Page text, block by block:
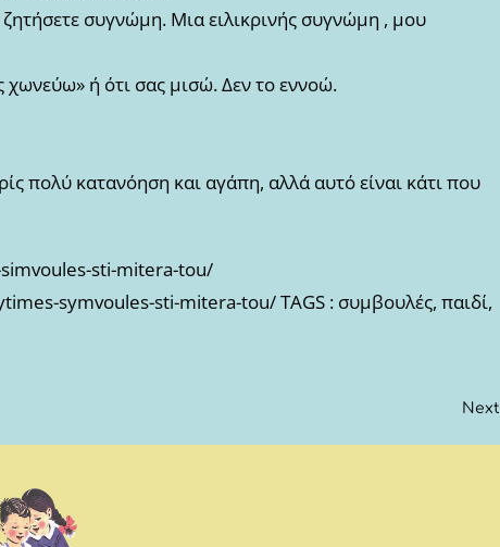
συγνώμη. Μια ειλικρινής συγνώμη , μου
ή ότι σας μισώ. Δεν το εννοώ.
πολύ κατανόηση και αγάπη, αλλά αυτό είναι κάτι που
sti-mitera-tou/
symvoules-sti-mitera-tou/ TAGS : συμβουλές, παιδί,
Next